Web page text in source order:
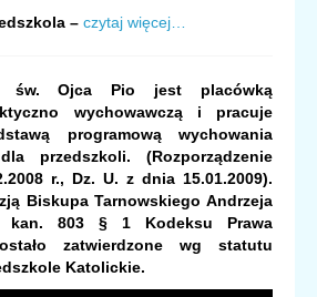
– czytaj więcej…
św. Ojca Pio jest placówką
wychowawczą i pracuje
programową wychowania
przedszkoli. (Rozporządzenie
r., Dz. U. z dnia 15.01.2009).
Biskupa Tarnowskiego Andrzeja
kan. 803 § 1 Kodeksu Prawa
zatwierdzone wg statutu
Katolickie.